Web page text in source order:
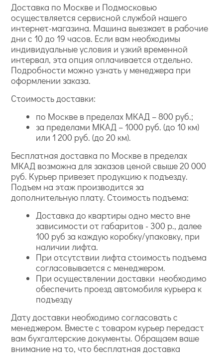
Доставка по Москве и Подмосковью
осуществляется сервисной службой нашего
интернет-магазина. Машина выезжает в рабочие
дни с 10 до 19 часов. Если вам необходимы
индивидуальные условия и узкий временной
интервал, эта опция оплачивается отдельно.
Подробности можно узнать у менеджера при
оформлении заказа.
Стоимость доставки:
по Москве в пределах МКАД – 800 руб.;
за пределами МКАД – 1000 руб. (до 10 км)
или 1 200 руб. (до 20 км).
Бесплатная доставка по Москве в пределах
МКАД возможна для заказов ценой свыше 20 000
руб. Курьер привезет продукцию к подъезду.
Подъем на этаж производится за
дополнительную плату. Стоимость подъема:
Доставка до квартиры одно место вне
зависимости от габаритов - 300 р., далее
100 руб за каждую коробку/упаковку, при
наличии лифта.
При отсутствии лифта стоимость подъема
согласовывается с менеджером.
При осуществлении доставки необходимо
обеспечить проезд автомобиля курьера к
подъезду
Дату доставки необходимо согласовать с
менеджером. Вместе с товаром курьер передаст
вам бухгалтерские документы. Обращаем ваше
внимание на то, что бесплатная доставка